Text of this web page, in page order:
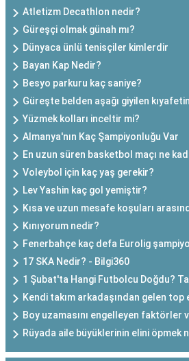
Atletizm Decathlon nedir?
Güreşçi olmak günah mı?
Dünyaca ünlü tenisçiler kimlerdir
Bayan Kap Nedir?
Besyo parkuru kaç saniye?
Güreşte belden aşağı giyilen
Yüzmek kolları inceltir mi?
Almanya'nın Kaç Şampiyonluğu Var
En uzun süren basketbol maçı ne
Voleybol için kaç yaş gerekir?
Lev Yashin kaç gol yemiştir?
Kısa ve uzun mesafe koşuları
Kınıyorum nedir?
Fenerbahçe kaç defa Eurolig
17 SKA Nedir? - Bilgi360
1 Şubat'ta Hangi Futbolcu Doğdu?
Kendi takım arkadaşından gelen top
Boy uzamasını engelleyen faktörler
Rüyada aile büyüklerinin elini öpmek